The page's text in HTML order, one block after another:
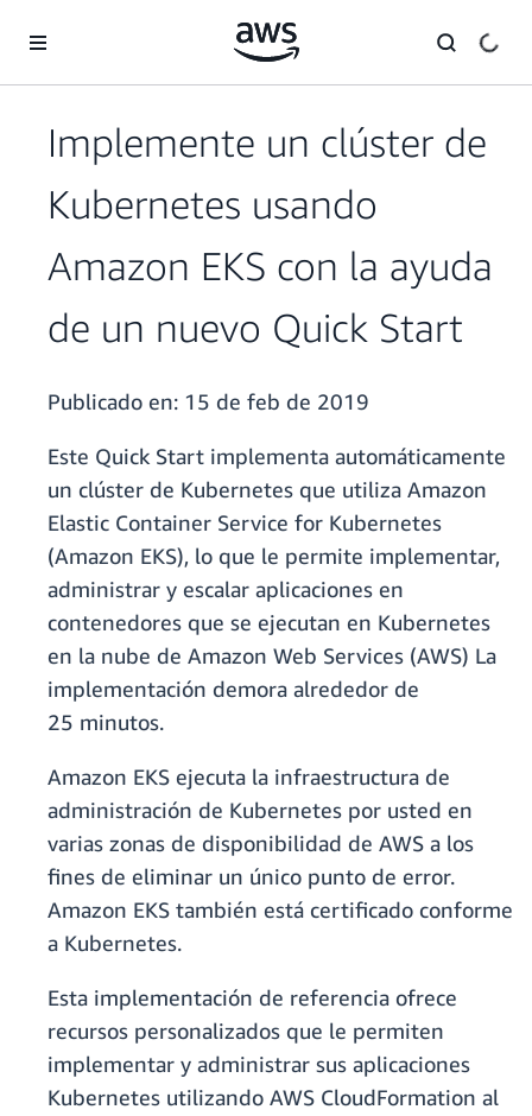
Implemente un clúster de
Kubernetes usando
Amazon EKS con la ayuda
de un nuevo Quick Start
Publicado en: 15 de feb de 2019
Este Quick Start implementa automáticamente
un clúster de Kubernetes que utiliza Amazon
Elastic Container Service for Kubernetes
(Amazon EKS), lo que le permite implementar,
administrar y escalar aplicaciones en
contenedores que se ejecutan en Kubernetes
en la nube de Amazon Web Services (AWS) La
implementación demora alrededor de
25 minutos.
Amazon EKS ejecuta la infraestructura de
administración de Kubernetes por usted en
varias zonas de disponibilidad de AWS a los
fines de eliminar un único punto de error.
Amazon EKS también está certificado conforme
a Kubernetes.
Esta implementación de referencia ofrece
recursos personalizados que le permiten
implementar y administrar sus aplicaciones
Kubernetes utilizando AWS CloudFormation al